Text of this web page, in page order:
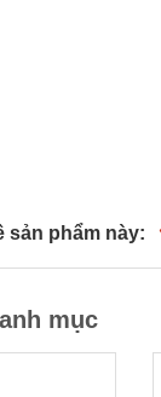
sản phẩm này:
mục